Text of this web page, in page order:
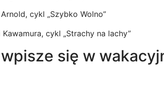
cykl „Szybko Wolno”
Kawamura, cykl „Strachy na lachy”
wpisze się w